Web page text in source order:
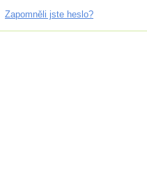
Zapomněli jste heslo?